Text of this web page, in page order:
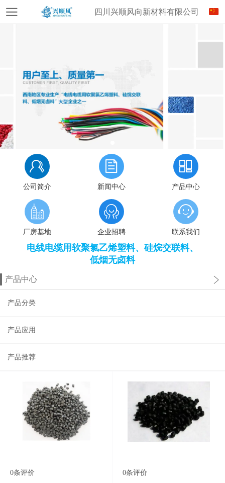
四川兴顺风向新材料有限公司
公司简介 新闻中心 产品中心
厂房基地 企业招聘 联系我们
电线电缆用软聚氯乙烯塑料、硅烷交联料、
低烟无卤料
产品中心
产品分类
产品应用
产品推荐
0条评价 0条评价